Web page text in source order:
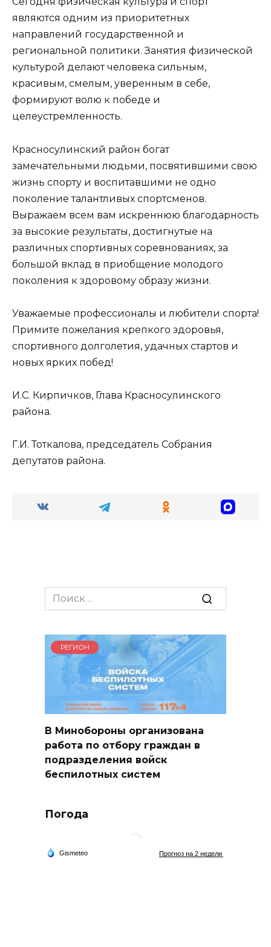
являются одним из приоритетных
направлений государственной и
региональной политики. Занятия физической
культурой делают человека сильным,
красивым, смелым, уверенным в себе,
формируют волю к победе и
целеустремленность.
Красносулинский район богат
замечательными людьми, посвятившими свою
жизнь спорту и воспитавшими не одно
поколение талантливых спортсменов.
Выражаем всем вам искреннюю благодарность
за высокие результаты, достигнутые на
различных спортивных соревнованиях, за
большой вклад в приобщение молодого
поколения к здоровому образу жизни.
Уважаемые профессионалы и любители спорта!
Примите пожелания крепкого здоровья,
спортивного долголетия, удачных стартов и
новых ярких побед!
И.С. Кирпичков, Глава Красносулинского
района.
Г.И. Тоткалова, председатель Собрания
депутатов района.
Search
for:
РЕГИОН
В Минобороны организована
работа по отбору граждан в
подразделения войск
беспилотных систем
Погода